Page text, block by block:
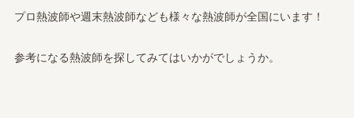
プロ熱波師や週末熱波師なども様々な熱波師が全国にいます！
参考になる熱波師を探してみてはいかがでしょうか。